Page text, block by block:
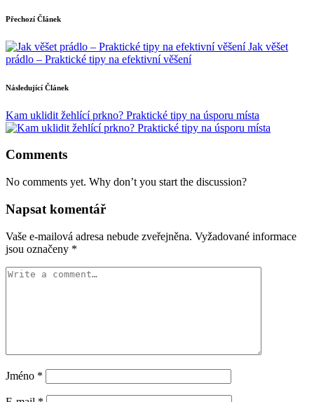
Post
navigation
Přechozí Článek
Jak věšet
prádlo – Praktické tipy na efektivní věšení
Následující Článek
Kam uklidit žehlící prkno? Praktické tipy na úsporu místa
Comments
No comments yet. Why don’t you start the discussion?
Napsat komentář
Vaše e-mailová adresa nebude zveřejněna. Vyžadované informace
jsou označeny *
Jméno *